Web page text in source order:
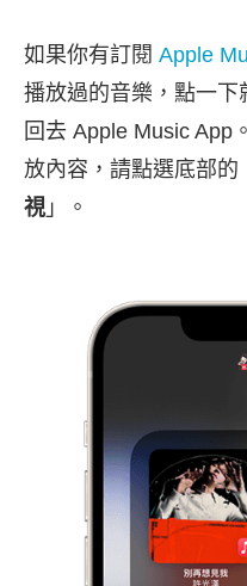
如果你有訂閱 Apple
播放過的音樂，點一
回去 Apple Music App
放內容，請點選底部的
視」。